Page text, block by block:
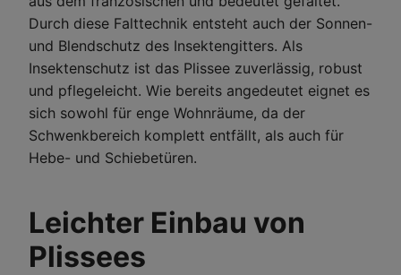
Durch diese Falttechnik entsteht auch der Sonnen-
und Blendschutz des Insektengitters. Als
Insektenschutz ist das Plissee zuverlässig, robust
und pflegeleicht. Wie bereits angedeutet eignet es
sich sowohl für enge Wohnräume, da der
Schwenkbereich komplett entfällt, als auch für
Hebe- und Schiebetüren.
Leichter Einbau von
Plissees